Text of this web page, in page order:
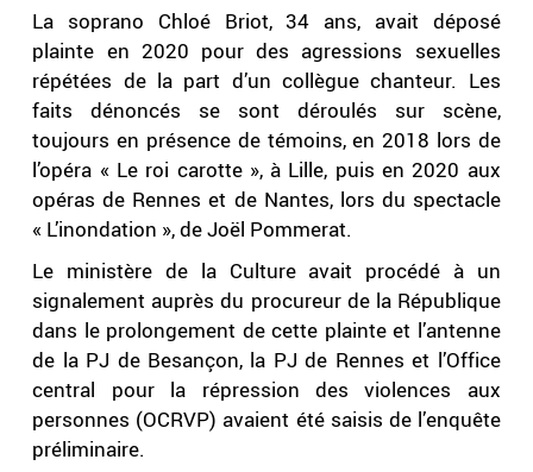
La soprano Chloé Briot, 34 ans, avait déposé
plainte en 2020 pour des agressions sexuelles
répétées de la part d’un collègue chanteur. Les
faits dénoncés se sont déroulés sur scène,
toujours en présence de témoins, en 2018 lors de
l’opéra « Le roi carotte », à Lille, puis en 2020 aux
opéras de Rennes et de Nantes, lors du spectacle
« L’inondation », de Joël Pommerat.
Le ministère de la Culture avait procédé à un
signalement auprès du procureur de la République
dans le prolongement de cette plainte et l’antenne
de la PJ de Besançon, la PJ de Rennes et l’Office
central pour la répression des violences aux
personnes (OCRVP) avaient été saisis de l’enquête
préliminaire.